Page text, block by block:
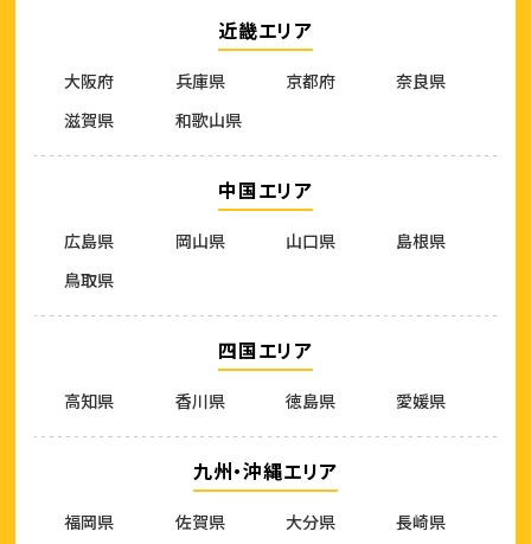
近畿エリア
大阪府 兵庫県 京都府
奈良県
滋賀県
和歌山県
中国エリア
広島県 岡山県 山口県
島根県
鳥取県
四国エリア
高知県 香川県 徳島県 愛媛県
九州・沖縄エリア
福岡県 佐賀県 大分県
長崎県